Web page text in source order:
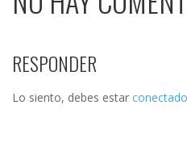
RESPONDER
Lo siento, debes estar conectado